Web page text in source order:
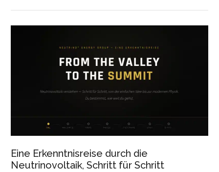
Eine Erkenntnisreise durch die
Neutrinovoltaik, Schritt für Schritt